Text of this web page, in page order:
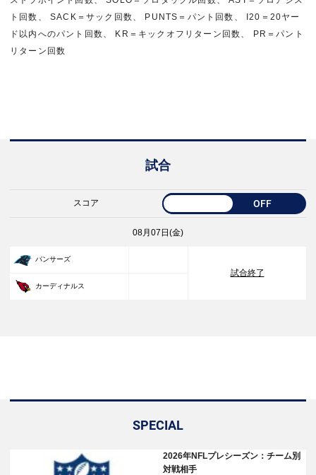
ト回数、 SACK＝サック回数、 PUNTS＝パント回数、 I20＝20ヤー
ド以内へのパント回数、 KR＝キックオフリターン回数、 PR＝パント
リターン回数
試合
スコア OFF
08月07日(金)
パンサーズ
試合終了
カーディナルス
SPECIAL
2026年NFLプレシーズン：チーム別
対戦相手